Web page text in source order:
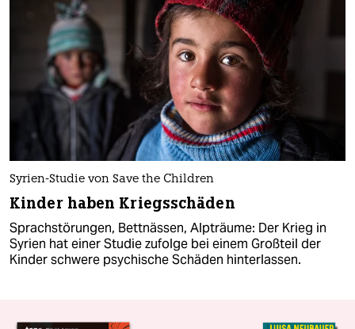
Syrien-Studie von Save the Children
Kinder haben Kriegsschäden
Sprachstörungen, Bettnässen, Alpträume: Der Krieg in
Syrien hat einer Studie zufolge bei einem Großteil der
Kinder schwere psychische Schäden hinterlassen.